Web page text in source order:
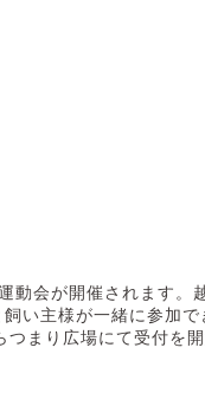
会が開催されます。
い主様が一緒に参加で
まり広場にて受付を開